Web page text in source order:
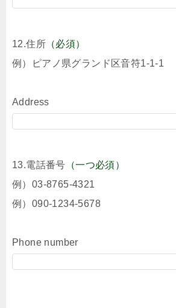
12.住所 （必須）
例）ピアノ県グランド区音符1-1-1
Address
13.電話番号 （一つ必須）
例）03-8765-4321
例）090-1234-5678
Phone number